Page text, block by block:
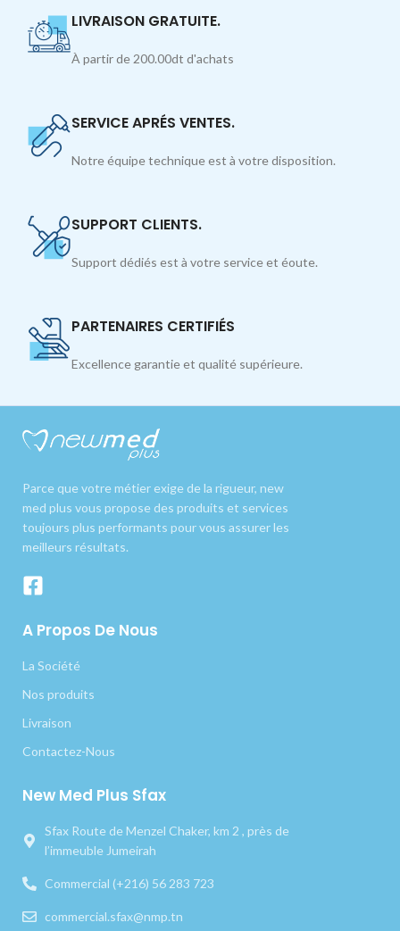
LIVRAISON GRATUITE.
À partir de 200.00dt d'achats
SERVICE APRÉS VENTES.
Notre équipe technique est à votre disposition.
SUPPORT CLIENTS.
Support dédiés est à votre service et éoute.
PARTENAIRES CERTIFIÉS
Excellence garantie et qualité supérieure.
Parce que votre métier exige de la rigueur, new
med plus vous propose des produits et services
toujours plus performants pour vous assurer les
meilleurs résultats.
A Propos De Nous
La Société
Nos produits
Livraison
Contactez-Nous
New Med Plus Sfax
Sfax Route de Menzel Chaker, km 2 , près de
l’immeuble Jumeirah
Commercial (+216) 56 283 723
commercial.sfax@nmp.tn